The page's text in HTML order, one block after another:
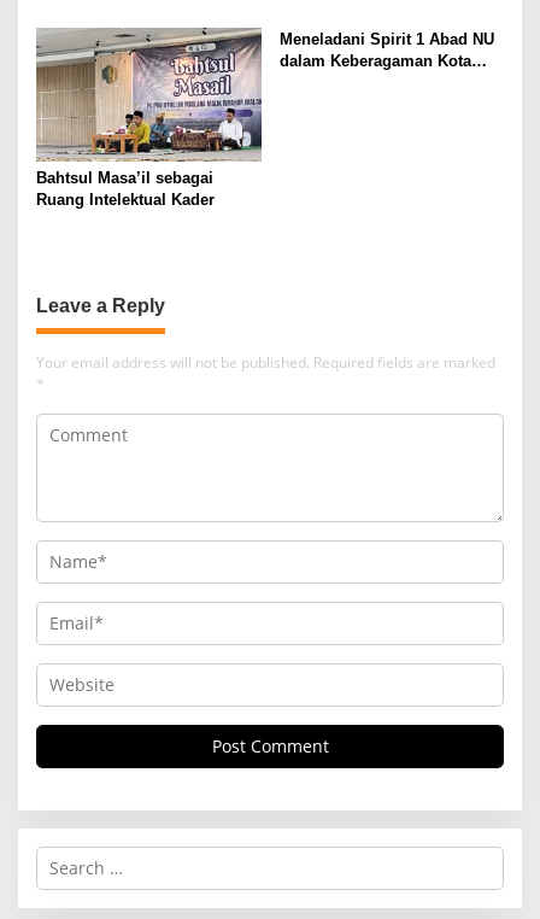
Bahtsul Masa’il sebagai
Ruang Intelektual Kader
Meneladani Spirit 1 Abad NU
dalam Keberagaman Kota
Leave a Reply
Your email address will not be published. Required fields are marked
*
S